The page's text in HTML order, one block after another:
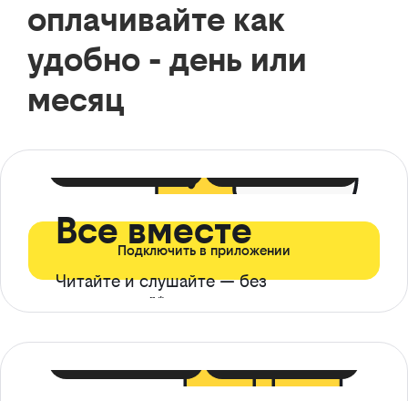
оплачивайте как
удобно - день или
месяц
Все вместе
Читайте и слушайте — без
ограничений*
Подключить в приложении